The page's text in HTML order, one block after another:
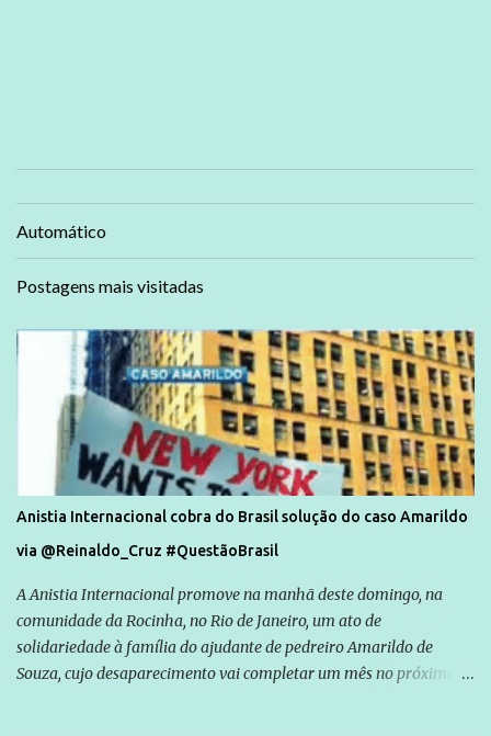
Automático
Postagens mais visitadas
Anistia Internacional cobra do Brasil solução do caso Amarildo
via @Reinaldo_Cruz #QuestãoBrasil
A Anistia Internacional promove na manhã deste domingo, na
comunidade da Rocinha, no Rio de Janeiro, um ato de
solidariedade à família do ajudante de pedreiro Amarildo de
Souza, cujo desaparecimento vai completar um mês no próximo